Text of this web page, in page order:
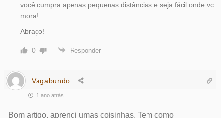
você cumpra apenas pequenas distâncias e seja fácil onde vc
mora!
Abraço!
0 Responder
Vagabundo
1 ano atrás
Bom artigo, aprendi umas coisinhas. Tem como